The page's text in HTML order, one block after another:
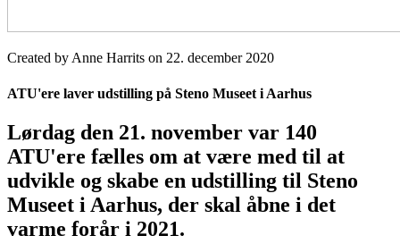
Created by Anne Harrits on 22. december 2020
ATU'ere laver udstilling på Steno Museet i Aarhus
Lørdag den 21. november var 140
ATU'ere fælles om at være med til at
udvikle og skabe en udstilling til Steno
Museet i Aarhus, der skal åbne i det
varme forår i 2021.